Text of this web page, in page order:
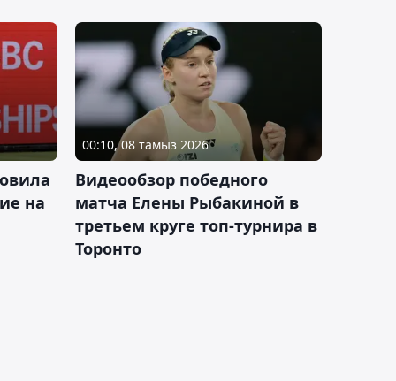
на
00:10, 08 тамыз 2026
Видеообзор победного
матча Елены Рыбакиной в
третьем круге топ-турнира в
Торонто